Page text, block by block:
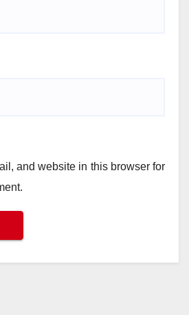
and website in this browser for